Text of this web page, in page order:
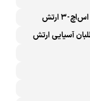
۳ ارتش
آسیایی ارتش